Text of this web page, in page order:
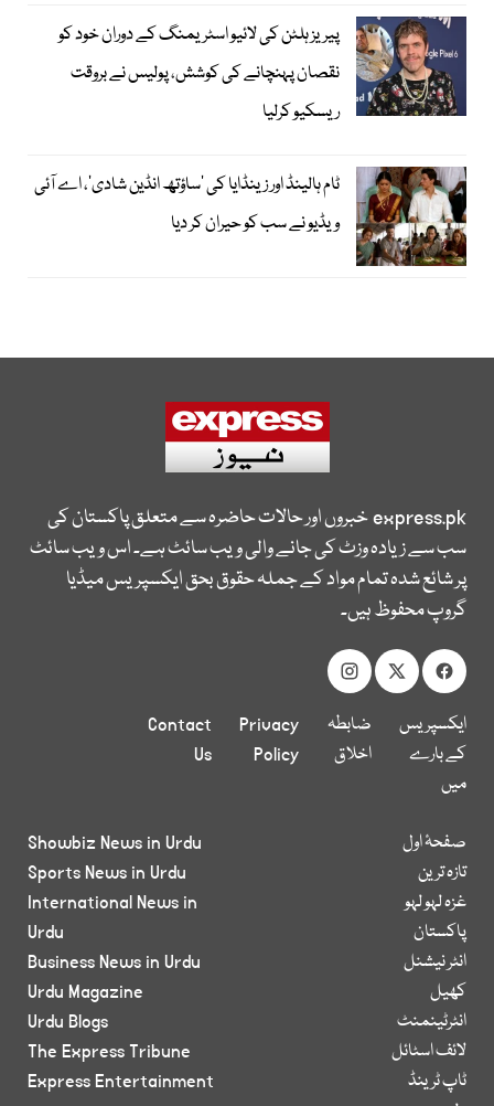
پیریز ہلٹن کی لائیو اسٹریمنگ کے دوران خود کو
نقصان پہنچانے کی کوشش، پولیس نے بروقت
ریسکیو کرلیا
ٹام ہالینڈ اور زینڈایا کی ’ساؤتھ انڈین شادی‘، اے آئی
ویڈیو نے سب کو حیران کر دیا
express.pkخبروں اور حالات حاضرہ سے متعلق پاکستان کی
سب سے زیادہ وزٹ کی جانے والی ویب سائٹ ہے۔ اس ویب سائٹ
پر شائع شدہ تمام مواد کے جملہ حقوق بحق ایکسپریس میڈیا
گروپ محفوظ ہیں۔
ایکسپریس
کے بارے
میں
ضابطہ
اخلاق
Privacy
Policy
Contact
Us
صفحۂ اول
تازہ ترین
غزہ لہو لہو
پاکستان
انٹر نیشنل
کھیل
انٹرٹینمنٹ
لائف اسٹائل
ٹاپ ٹرینڈ
Showbiz News in Urdu
Sports News in Urdu
International News in
Urdu
Business News in Urdu
Urdu Magazine
Urdu Blogs
The Express Tribune
Express Entertainment